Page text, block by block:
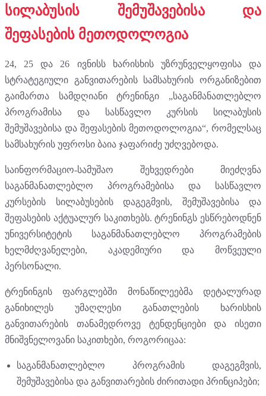
სილაბუსის შემუშავებისა და
შეფასების მეთოდოლოგია
24, 25 და 26 ივნისს ხარისხის უზრუნველყოფისა და
სტრატეგიული განვითარების სამსახურის ორგანიზებით
გაიმართა სამდღიანი ტრენინგი „საგანმანათლებლო
პროგრამისა და სასწავლო კურსის სილაბუსის
შემუშავებისა და შეფასების მეთოდოლოგია“, რომელსაც
სამსახურის უფროსი ბაია ჯაფარიძე უძღვებოდა.
საინფორმაციო-სამუშაო შეხვედრები მიეძღვნა
საგანმანათლებლო პროგრამებისა და სასწავლო
კურსების სილაბუსების დაგეგმვის, შემუშავებისა და
შეფასების აქტუალურ საკითხებს. ტრენინგს ესწრებოდნენ
უნივერსიტეტის საგანმანათლებლო პროგრამების
ხელმძღვანელები, აკადემიური და მოწვეული
პერსონალი.
ტრენინგის ფარგლებში მონაწილეებმა დეტალურად
განიხილეს უმაღლესი განათლების ხარისხის
განვითარების თანამედროვე ტენდენციები და ისეთი
მნიშვნელოვანი საკითხები, როგორიცაა:
საგანმანათლებლო პროგრამის დაგეგმვის,
შემუშავებისა და განვითარების ძირითადი პრინციპები;